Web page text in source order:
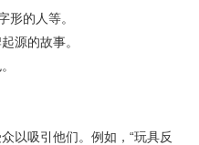
形的人等。
源的故事。
以吸引他们。例如，“玩具反